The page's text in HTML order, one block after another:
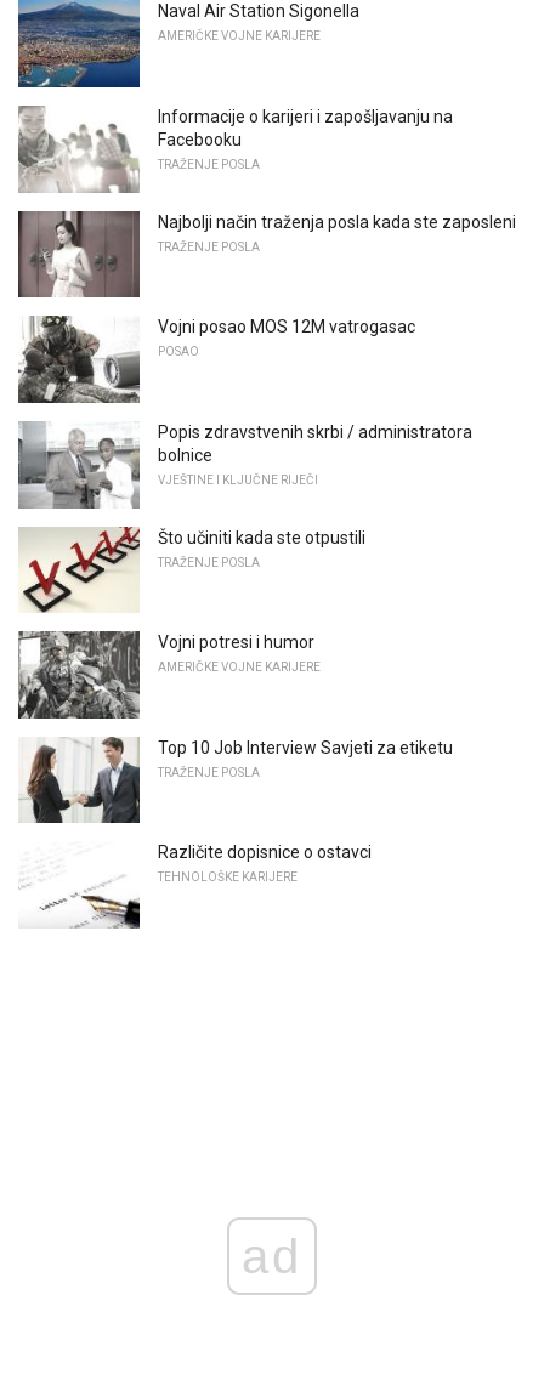
Naval Air Station Sigonella
AMERIČKE VOJNE KARIJERE
Informacije o karijeri i zapošljavanju na
Facebooku
TRAŽENJE POSLA
Najbolji način traženja posla kada ste zaposleni
TRAŽENJE POSLA
Vojni posao MOS 12M vatrogasac
POSAO
Popis zdravstvenih skrbi / administratora
bolnice
VJEŠTINE I KLJUČNE RIJEČI
Što učiniti kada ste otpustili
TRAŽENJE POSLA
Vojni potresi i humor
AMERIČKE VOJNE KARIJERE
Top 10 Job Interview Savjeti za etiketu
TRAŽENJE POSLA
Različite dopisnice o ostavci
TEHNOLOŠKE KARIJERE
ad